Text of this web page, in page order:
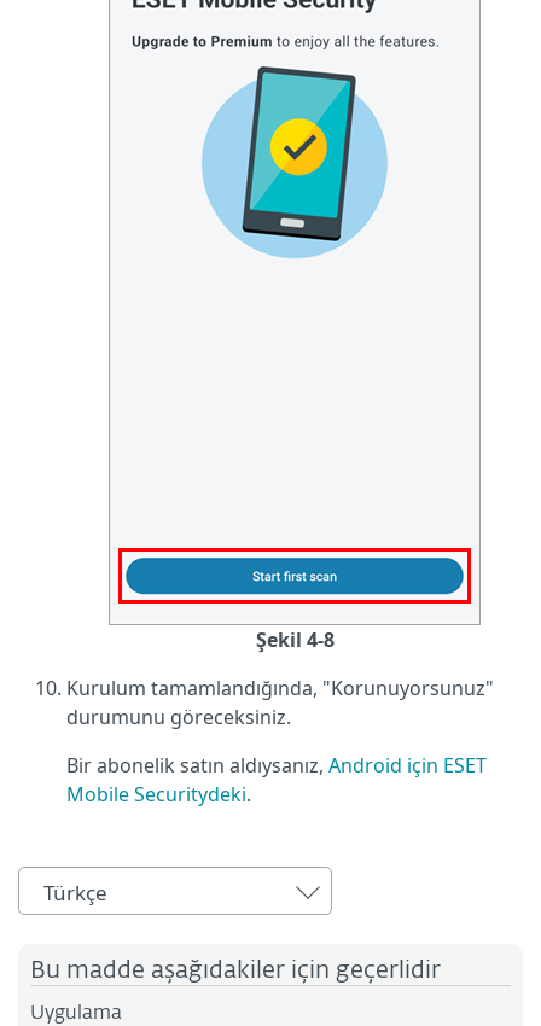
Şekil 4-8
Kurulum tamamlandığında, "Korunuyorsunuz"
durumunu göreceksiniz.
Bir abonelik satın aldıysanız, Android için ESET
Mobile Securitydeki.
Türkçe
Bu madde aşağıdakiler için geçerlidir
Uygulama